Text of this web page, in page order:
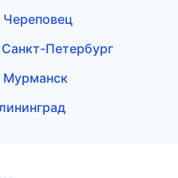
Петербург